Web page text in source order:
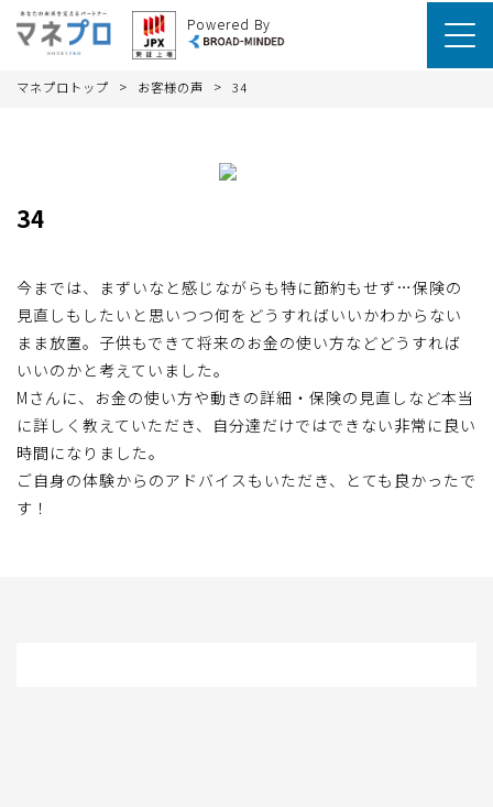
Powered By
マネプロトップ > お客様の声 > 34
34
今までは、まずいなと感じながらも特に節約もせず…保険の
見直しもしたいと思いつつ何をどうすればいいかわからない
まま放置。子供もできて将来のお金の使い方などどうすれば
いいのかと考えていました。
Mさんに、お金の使い方や動きの詳細・保険の見直しなど本当
に詳しく教えていただき、自分達だけではできない非常に良い
時間になりました。
ご自身の体験からのアドバイスもいただき、とても良かったで
す！